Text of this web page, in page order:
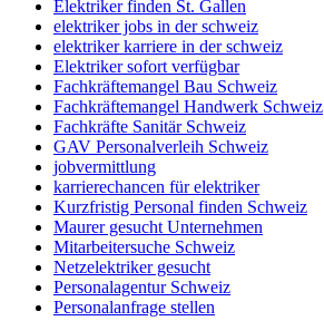
Elektriker finden St. Gallen
elektriker jobs in der schweiz
elektriker karriere in der schweiz
Elektriker sofort verfügbar
Fachkräftemangel Bau Schweiz
Fachkräftemangel Handwerk Schweiz
Fachkräfte Sanitär Schweiz
GAV Personalverleih Schweiz
jobvermittlung
karrierechancen für elektriker
Kurzfristig Personal finden Schweiz
Maurer gesucht Unternehmen
Mitarbeitersuche Schweiz
Netzelektriker gesucht
Personalagentur Schweiz
Personalanfrage stellen